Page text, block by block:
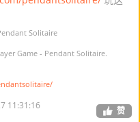
Solitaire
Game - Pendant Solitaire.
11:31:16 赞